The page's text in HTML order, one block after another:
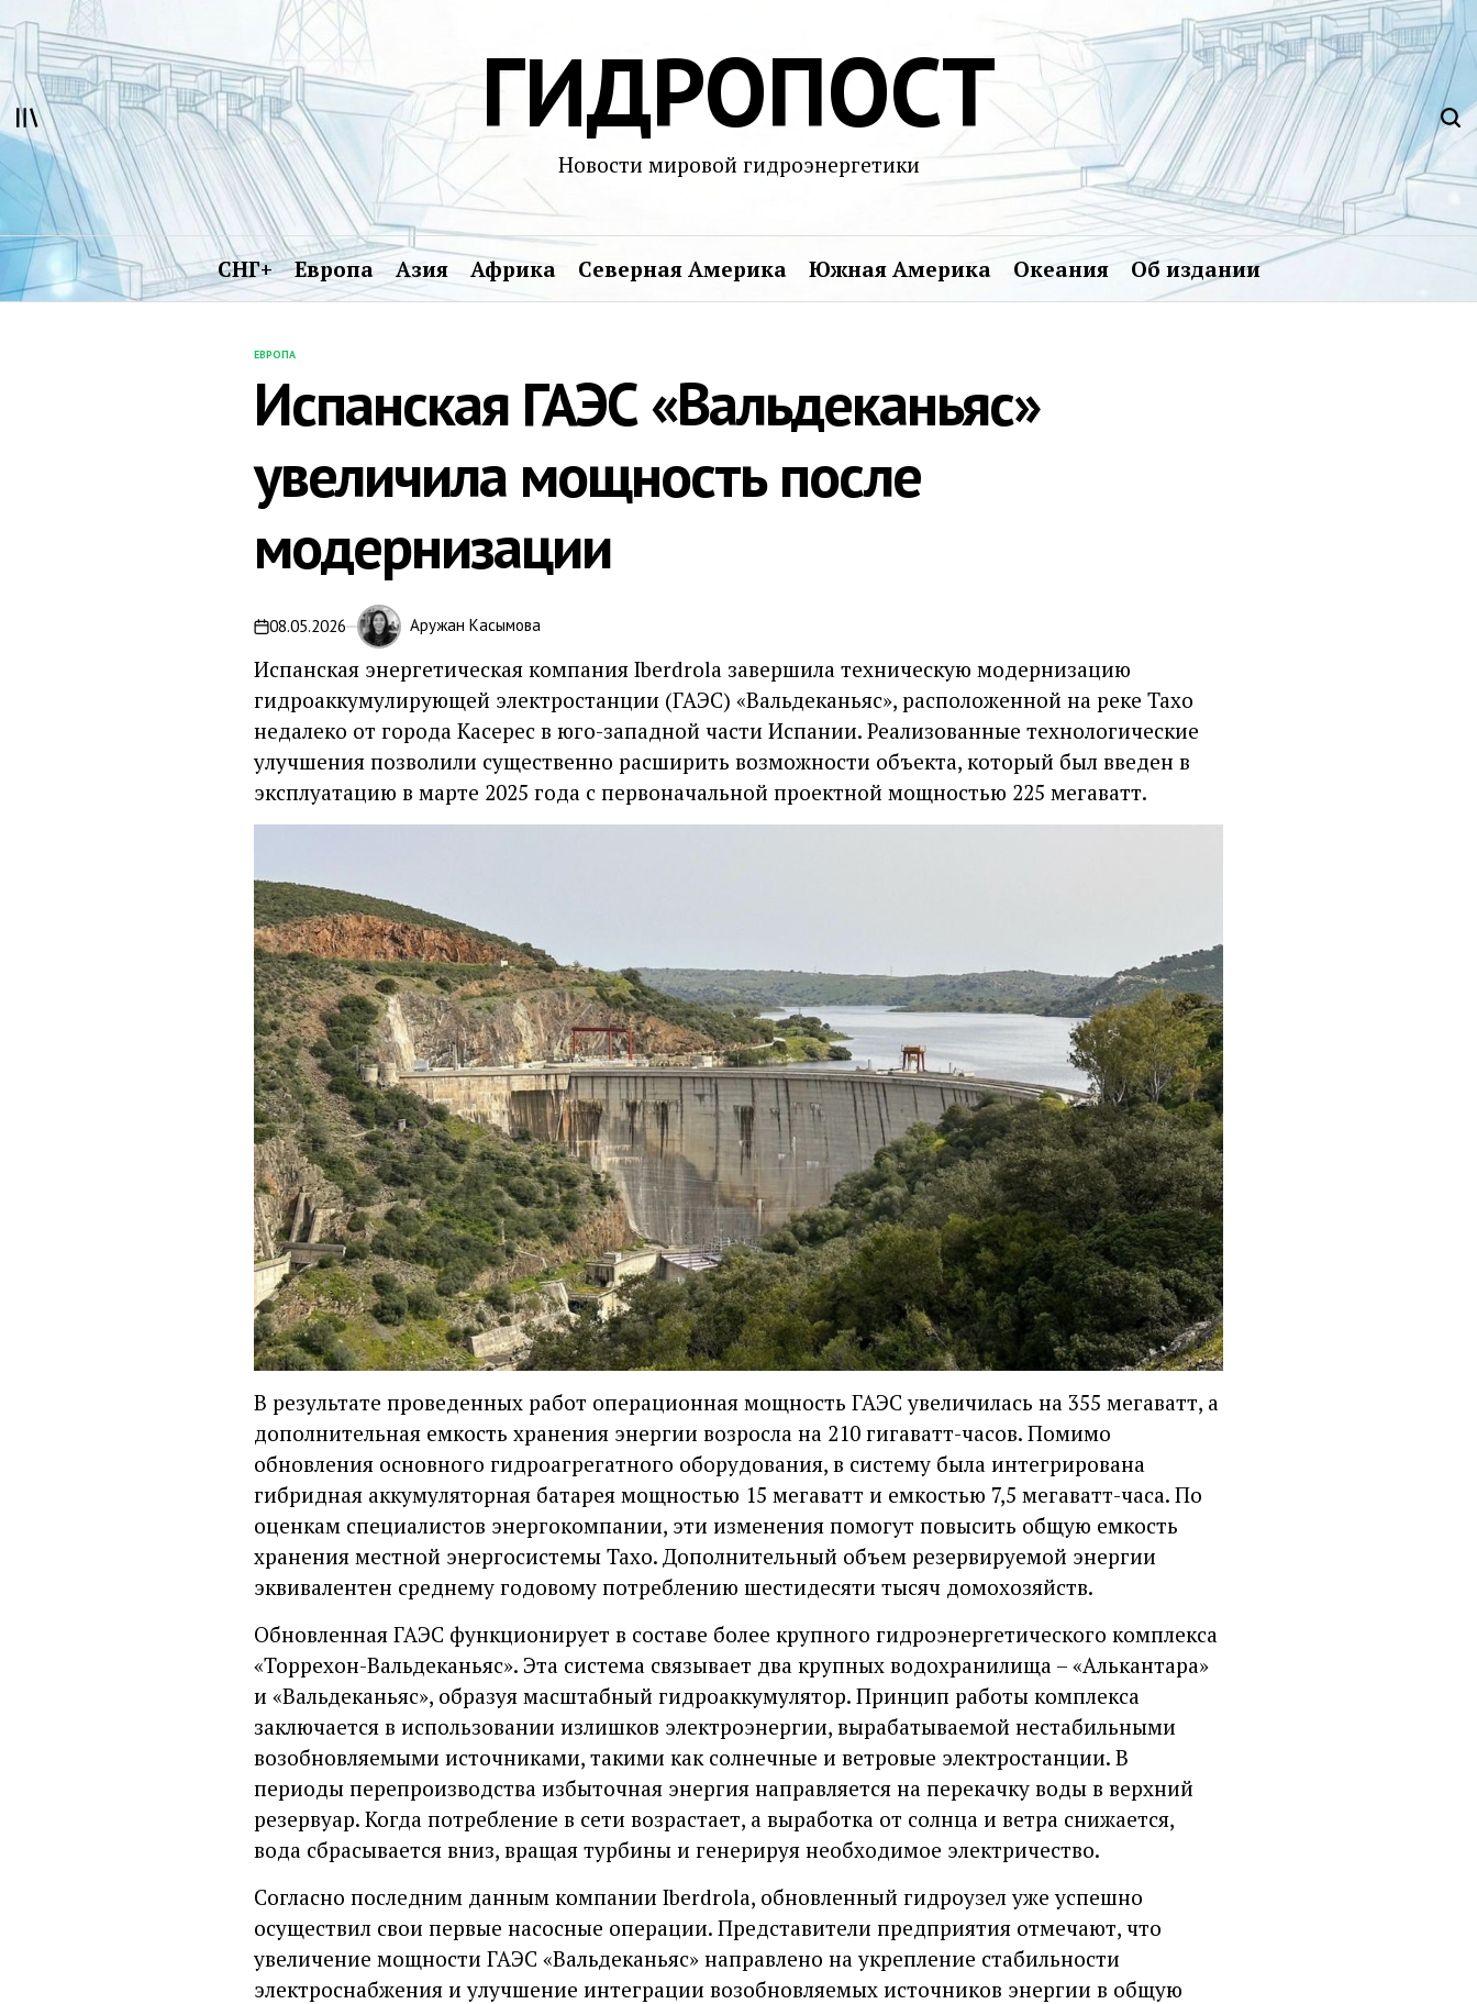
Перейти
к
содержимому
ГИДРОПОСТ
Новости мировой гидроэнергетики
СНГ+ Европа Азия Африка Северная Америка Южная Америка Океания Об издании
ОПУБЛИКОВАНО
ЕВРОПА
Испанская ГАЭС «Вальдеканьяс»
увеличила мощность после
модернизации
08.05.2026 Аружан Касымова
Испанская энергетическая компания Iberdrola завершила техническую модернизацию
гидроаккумулирующей электростанции (ГАЭС) «Вальдеканьяс», расположенной на реке Тахо
недалеко от города Касерес в юго-западной части Испании. Реализованные технологические
улучшения позволили существенно расширить возможности объекта, который был введен в
эксплуатацию в марте 2025 года с первоначальной проектной мощностью 225 мегаватт.
В результате проведенных работ операционная мощность ГАЭС увеличилась на 355 мегаватт, а
дополнительная емкость хранения энергии возросла на 210 гигаватт-часов. Помимо
обновления основного гидроагрегатного оборудования, в систему была интегрирована
гибридная аккумуляторная батарея мощностью 15 мегаватт и емкостью 7,5 мегаватт-часа. По
оценкам специалистов энергокомпании, эти изменения помогут повысить общую емкость
хранения местной энергосистемы Тахо. Дополнительный объем резервируемой энергии
эквивалентен среднему годовому потреблению шестидесяти тысяч домохозяйств.
Обновленная ГАЭС функционирует в составе более крупного гидроэнергетического комплекса
«Торрехон-Вальдеканьяс». Эта система связывает два крупных водохранилища – «Алькантара»
и «Вальдеканьяс», образуя масштабный гидроаккумулятор. Принцип работы комплекса
заключается в использовании излишков электроэнергии, вырабатываемой нестабильными
возобновляемыми источниками, такими как солнечные и ветровые электростанции. В
периоды перепроизводства избыточная энергия направляется на перекачку воды в верхний
резервуар. Когда потребление в сети возрастает, а выработка от солнца и ветра снижается,
вода сбрасывается вниз, вращая турбины и генерируя необходимое электричество.
Согласно последним данным компании Iberdrola, обновленный гидроузел уже успешно
осуществил свои первые насосные операции. Представители предприятия отмечают, что
увеличение мощности ГАЭС «Вальдеканьяс» направлено на укрепление стабильности
электроснабжения и улучшение интеграции возобновляемых источников энергии в общую